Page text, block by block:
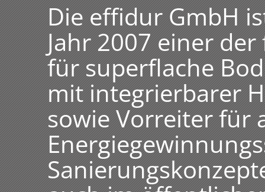
Die effidur GmbH
Jahr 2007 einer
für superflache
mit integrierbarer
sowie Vorreiter für